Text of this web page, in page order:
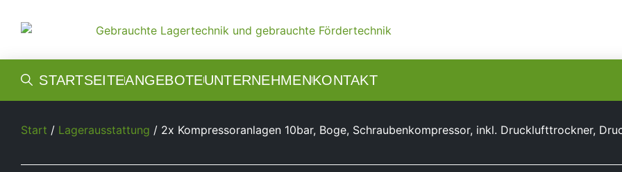
STARTSEITEANGEBOTEUNTERNEHMENKONTAKT
Start / Lagerausstattung / 2x Kompressoranlagen 10bar, Boge, Schraubenkompressor, inkl. Drucklufttrockner,